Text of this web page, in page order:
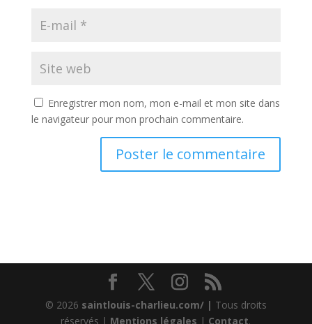
Enregistrer mon nom, mon e-mail et mon site dans
le navigateur pour mon prochain commentaire.
© 2026 saintlouis-charlieu.com/ | Tous droits
réservés | Mentions légales | Contact.